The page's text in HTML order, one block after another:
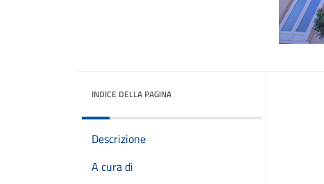
INDICE DELLA PAGINA
Descrizione
A cura di